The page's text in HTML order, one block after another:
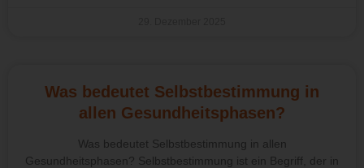
Was bedeutet Selbstbestimmung in
allen Gesundheitsphasen?
Was bedeutet Selbstbestimmung in allen
Gesundheitsphasen? Selbstbestimmung ist ein Begriff, der in